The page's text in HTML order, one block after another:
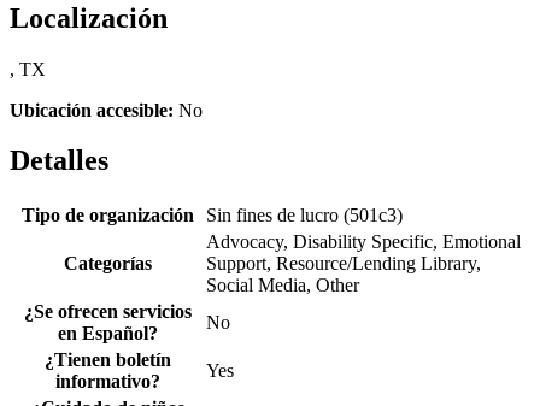
Localización
, TX
Ubicación accesible: No
Detalles
Tipo de organización Sin fines de lucro (501c3)
Categorías
Advocacy, Disability Specific, Emotional
Support, Resource/Lending Library,
Social Media, Other
¿Se ofrecen servicios
en Español?
No
¿Tienen boletín
informativo?
Yes